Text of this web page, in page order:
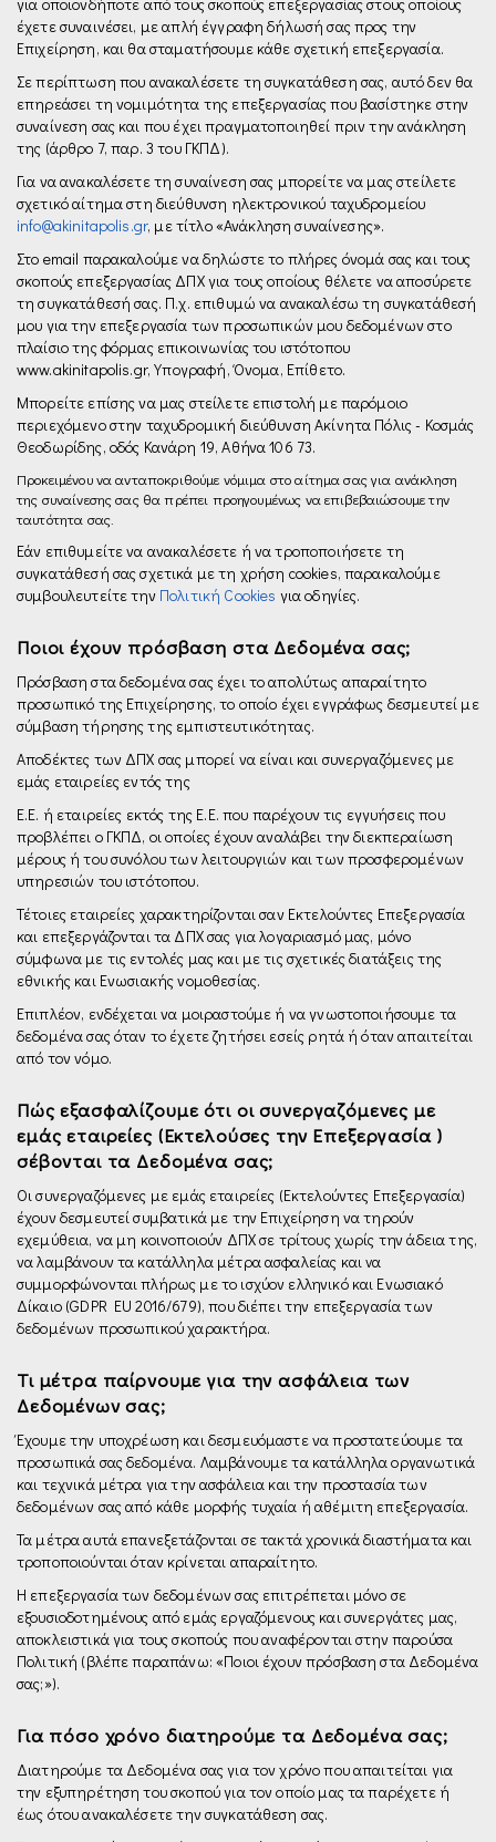
έχετε συναινέσει, με απλή έγγραφη δήλωσή σας προς την
Επιχείρηση, και θα σταματήσουμε κάθε σχετική επεξεργασία.
Σε περίπτωση που ανακαλέσετε τη συγκατάθεση σας, αυτό δεν θα
επηρεάσει τη νομιμότητα της επεξεργασίας που βασίστηκε στην
συναίνεση σας και που έχει πραγματοποιηθεί πριν την ανάκληση
της (άρθρο 7, παρ. 3 του ΓΚΠΔ).
Για να ανακαλέσετε τη συναίνεση σας μπορείτε να μας στείλετε
σχετικό αίτημα στη διεύθυνση ηλεκτρονικού ταχυδρομείου
info@akinitapolis.gr, µε τίτλο «Ανάκληση συναίνεσης».
Στο email παρακαλούμε να δηλώστε το πλήρες όνομά σας και τους
σκοπούς επεξεργασίας ΔΠΧ για τους οποίους θέλετε να αποσύρετε
τη συγκατάθεσή σας. Π.χ. επιθυμώ να ανακαλέσω τη συγκατάθεσή
μου για την επεξεργασία των προσωπικών μου δεδομένων στο
πλαίσιο της φόρμας επικοινωνίας του ιστότοπου
www.akinitapolis.gr, Υπογραφή, Όνομα, Επίθετο.
Μπορείτε επίσης να μας στείλετε επιστολή με παρόμοιο
περιεχόμενο στην ταχυδρομική διεύθυνση Ακίνητα Πόλις - Κοσμάς
Θεοδωρίδης, οδός Κανάρη 19, Αθήνα 106 73.
Προκειμένου να ανταποκριθούμε νόμιμα στο αίτημα σας για ανάκληση
της συναίνεσης σας θα πρέπει προηγουμένως να επιβεβαιώσουμε την
ταυτότητα σας.
Εάν επιθυμείτε να ανακαλέσετε ή να τροποποιήσετε τη
συγκατάθεσή σας σχετικά με τη χρήση cookies, παρακαλούμε
συμβουλευτείτε την Πολιτική Cookies για οδηγίες.
Ποιοι έχουν πρόσβαση στα Δεδομένα σας;
Πρόσβαση στα δεδομένα σας έχει το απολύτως απαραίτητο
προσωπικό της Επιχείρησης, το οποίο έχει εγγράφως δεσμευτεί µε
σύμβαση τήρησης της εμπιστευτικότητας.
Αποδέκτες των ΔΠΧ σας μπορεί να είναι και συνεργαζόμενες µε
εμάς εταιρείες εντός της
E.E. ή εταιρείες εκτός της E.E. που παρέχουν τις εγγυήσεις που
προβλέπει ο ΓΚΠΔ, οι οποίες έχουν αναλάβει την διεκπεραίωση
μέρους ή του συνόλου των λειτουργιών και των προσφερομένων
υπηρεσιών του ιστότοπου.
Τέτοιες εταιρείες χαρακτηρίζονται σαν Εκτελούντες Επεξεργασία
και επεξεργάζονται τα ΔΠΧ σας για λογαριασμό μας, μόνο
σύμφωνα µε τις εντολές µας και με τις σχετικές διατάξεις της
εθνικής και Ενωσιακής νομοθεσίας.
Επιπλέον, ενδέχεται να μοιραστούμε ή να γνωστοποιήσουμε τα
δεδομένα σας όταν το έχετε ζητήσει εσείς ρητά ή όταν απαιτείται
από τον νόμο.
Πώς εξασφαλίζουμε ότι οι συνεργαζόμενες µε
εμάς εταιρείες (Εκτελούσες την Επεξεργασία )
σέβονται τα Δεδομένα σας;
Οι συνεργαζόμενες με εμάς εταιρείες (Εκτελούντες Επεξεργασία)
έχουν δεσμευτεί συμβατικά µε την Επιχείρηση να τηρούν
εχεμύθεια, να µη κοινοποιούν ΔΠΧ σε τρίτους χωρίς την άδεια της,
να λαμβάνουν τα κατάλληλα μέτρα ασφαλείας και vα
συμμορφώνονται πλήρως µε το ισχύον ελληνικό και Ενωσιακό
Δίκαιο (GDPR EU 2016/679), που διέπει την επεξεργασία των
δεδομένων προσωπικού χαρακτήρα.
Τι μέτρα παίρνουμε για την ασφάλεια των
Δεδομένων σας;
Έχουμε την υποχρέωση και δεσμευόμαστε να προστατεύουμε τα
προσωπικά σας δεδομένα. Λαμβάνουμε τα κατάλληλα οργανωτικά
και τεχνικά μέτρα για την ασφάλεια και την προστασία των
δεδομένων σας από κάθε μορφής τυχαία ή αθέμιτη επεξεργασία.
Τα μέτρα αυτά επανεξετάζονται σε τακτά χρονικά διαστήματα και
τροποποιούνται όταν κρίνεται απαραίτητο.
Η επεξεργασία των δεδομένων σας επιτρέπεται µόνο σε
εξουσιοδοτημένους από εμάς εργαζόμενους και συνεργάτες µας,
αποκλειστικά για τους σκοπούς που αναφέρονται στην παρούσα
Πολιτική (βλέπε παραπάνω: «Ποιοι έχουν πρόσβαση στα Δεδομένα
σας;»).
Για πόσο χρόνο διατηρούμε τα Δεδομένα σας;
Διατηρούμε τα Δεδομένα σας για τον χρόνο που απαιτείται για
την εξυπηρέτηση του σκοπού για τον οποίο μας τα παρέχετε ή
έως ότου ανακαλέσετε την συγκατάθεση σας.